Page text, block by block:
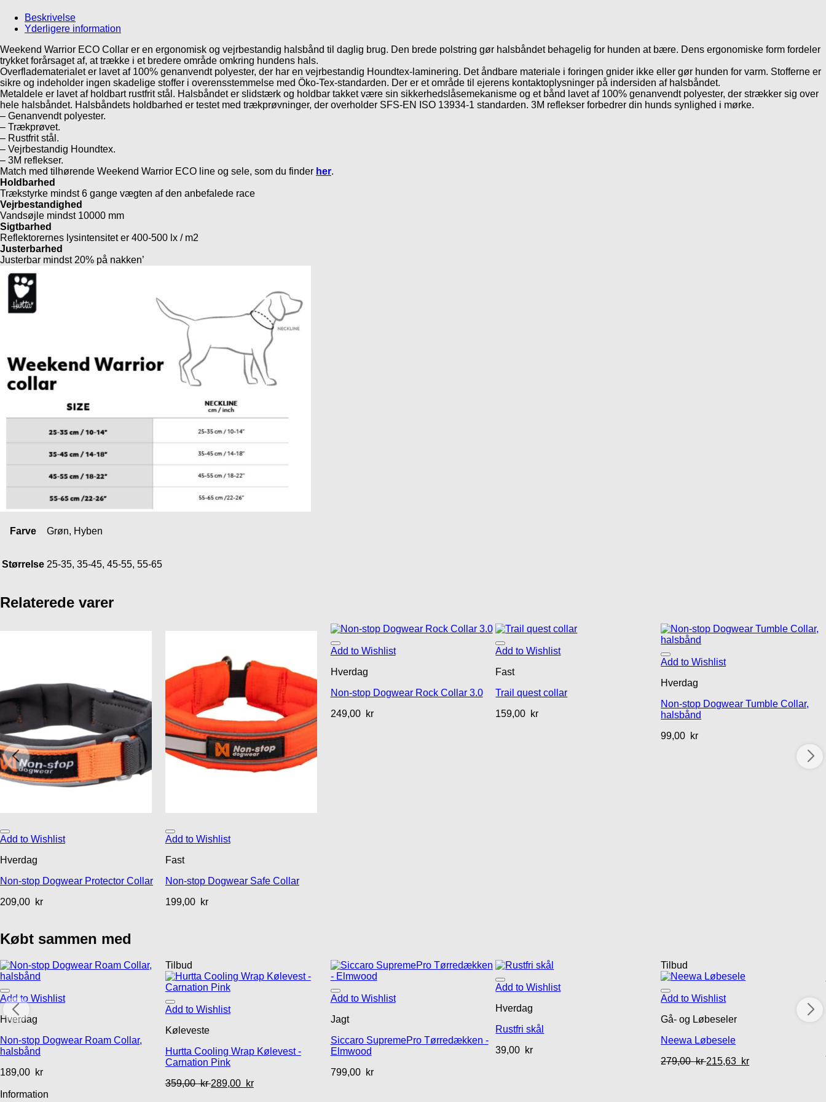
Beskrivelse
Yderligere information
Weekend Warrior ECO Collar er en ergonomisk og vejrbestandig halsbånd til daglig brug. Den brede polstring gør halsbåndet behagelig for hunden at bære. Dens ergonomiske form fordeler
trykket forårsaget af, at trække i et bredere område omkring hundens hals.
Overfladematerialet er lavet af 100% genanvendt polyester, der har en vejrbestandig Houndtex-laminering. Det åndbare materiale i foringen gnider ikke eller gør hunden for varm. Stofferne er
sikre og indeholder ingen skadelige stoffer i overensstemmelse med Öko-Tex-standarden. Der er et område til ejerens kontaktoplysninger på indersiden af ​​halsbåndet.
Metaldele er lavet af holdbart rustfrit stål. Halsbåndet er slidstærk og holdbar takket være sin sikkerhedslåsemekanisme og et bånd lavet af 100% genanvendt polyester, der strækker sig over
hele halsbåndet. Halsbåndets holdbarhed er testet med trækprøvninger, der overholder SFS-EN ISO 13934-1 standarden. 3M reflekser forbedrer din hunds synlighed i mørke.
– Genanvendt polyester.
– Trækprøvet.
– Rustfrit stål.
– Vejrbestandig Houndtex.
– 3M reflekser.
Match med tilhørende Weekend Warrior ECO line og sele, som du finder her.
Holdbarhed
Trækstyrke mindst 6 gange vægten af ​​den anbefalede race
Vejrbestandighed
Vandsøjle mindst 10000 mm
Sigtbarhed
Reflektorernes lysintensitet er 400-500 lx / m2
Justerbarhed
Justerbar mindst 20% på nakken’
Farve Grøn, Hyben
Størrelse 25-35, 35-45, 45-55, 55-65
Relaterede varer
Add to Wishlist
Hverdag
Non-stop Dogwear Protector Collar
209,00 kr
Add to Wishlist
Fast
Non-stop Dogwear Safe Collar
199,00 kr
Add to Wishlist
Hverdag
Non-stop Dogwear Rock Collar 3.0
249,00 kr
Add to Wishlist
Fast
Trail quest collar
159,00 kr
Add to Wishlist
Hverdag
Non-stop Dogwear Tumble Collar,
halsbånd
99,00 kr
Købt sammen med
Add to Wishlist
Hverdag
Non-stop Dogwear Roam Collar,
halsbånd
189,00 kr
Tilbud
Add to Wishlist
Køleveste
Hurtta Cooling Wrap Kølevest -
Carnation Pink
359,00kr 289,00 kr
Add to Wishlist
Jagt
Siccaro SupremePro Tørredækken -
Elmwood
799,00 kr
Add to Wishlist
Hverdag
Rustfri skål
39,00 kr
Tilbud
Add to Wishlist
Gå- og Løbeseler
Neewa Løbesele
279,00kr 215,63 kr
Information